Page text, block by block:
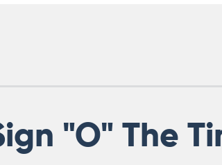
"O" The